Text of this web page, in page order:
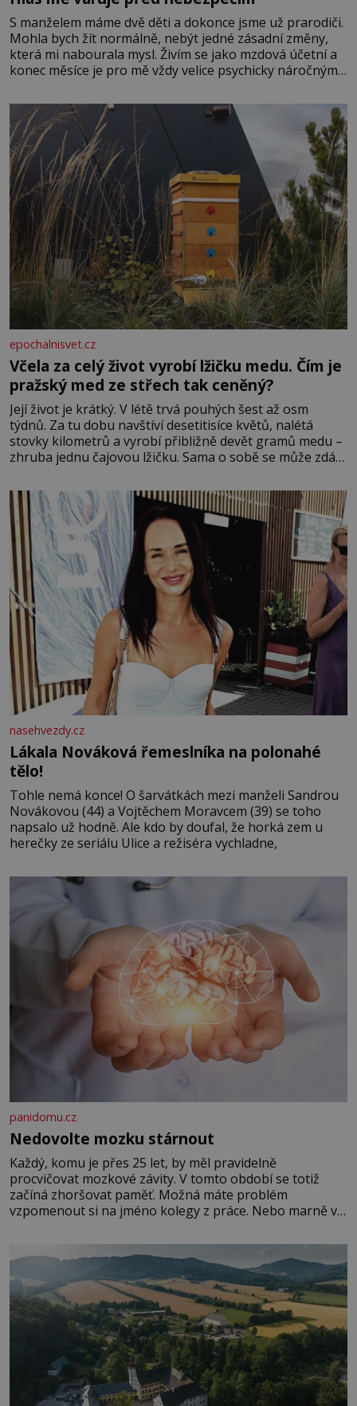
S manželem máme dvě děti a dokonce jsme už prarodiči.
Mohla bych žít normálně, nebýt jedné zásadní změny,
která mi nabourala mysl. Živím se jako mzdová účetní a
konec měsíce je pro mě vždy velice psychicky náročným
dál častěji volá o pomoc, co se hlídání týče. Dalo by se
epochalnisvet.cz
Včela za celý život vyrobí lžičku medu. Čím je
pražský med ze střech tak ceněný?
Její život je krátký. V létě trvá pouhých šest až osm
týdnů. Za tu dobu navštíví desetitisíce květů, nalétá
stovky kilometrů a vyrobí přibližně devět gramů medu –
zhruba jednu čajovou lžičku. Sama o sobě se může zdát
tisíc příslušnic svého včelstva, vznikne jeden z
nejdokonalejších organismů
nasehvezdy.cz
Lákala Nováková řemeslníka na polonahé
tělo!
Tohle nemá konce! O šarvátkách mezi manželi Sandrou
Novákovou (44) a Vojtěchem Moravcem (39) se toho
napsalo už hodně. Ale kdo by doufal, že horká zem u
herečky ze seriálu Ulice a režiséra vychladne,
panidomu.cz
Nedovolte mozku stárnout
Každý, komu je přes 25 let, by měl pravidelně
procvičovat mozkové závity. V tomto období se totiž
začíná zhoršovat paměť. Možná máte problém
vzpomenout si na jméno kolegy z práce. Nebo marně v
Je to opravdu tak, s věkem jako kdyby se paměť
rozhodla stávkovat. Cvičte